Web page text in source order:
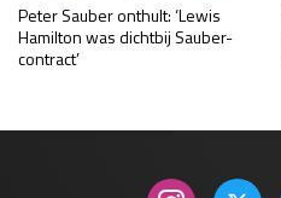
Peter Sauber onthult: ‘Lewis
Hamilton was dichtbij Sauber-
contract’